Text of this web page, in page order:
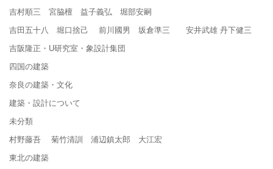
吉村順三 宮脇檀 益子義弘 堀部安嗣
吉田五十八 堀口捨己 前川國男 坂倉準三 安井武雄 丹下健三
吉阪隆正・U研究室・象設計集団
四国の建築
奈良の建築・文化
建築・設計について
未分類
村野藤吾 菊竹清訓 浦辺鎮太郎 大江宏
東北の建築